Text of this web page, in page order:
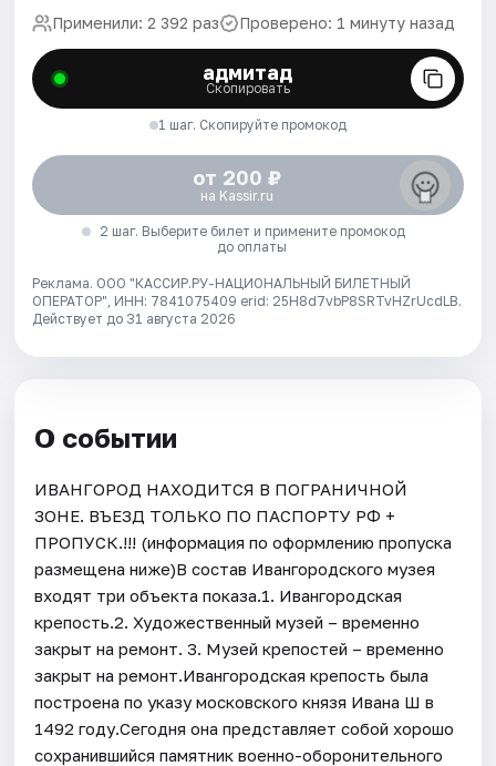
Применили: 2 392 раз Проверено: 1 минуту назад
адмитад
Скопировать
1 шаг. Скопируйте промокод
от 200 ₽
на Kassir.ru
2 шаг. Выберите билет и примените промокод
до оплаты
Реклама. ООО "КАССИР.РУ-НАЦИОНАЛЬНЫЙ БИЛЕТНЫЙ
ОПЕРАТОР", ИНН: 7841075409 erid: 25H8d7vbP8SRTvHZrUcdLB.
Действует до 31 августа 2026
О событии
ИВАНГОРОД НАХОДИТСЯ В ПОГРАНИЧНОЙ
ЗОНЕ. ВЪЕЗД ТОЛЬКО ПО ПАСПОРТУ РФ +
ПРОПУСК.!!! (информация по оформлению пропуска
размещена ниже)В состав Ивангородского музея
входят три объекта показа.1. Ивангородская
крепость.2. Художественный музей – временно
закрыт на ремонт. 3. Музей крепостей – временно
закрыт на ремонт.Ивангородская крепость была
построена по указу московского князя Ивана Ш в
1492 году.Сегодня она представляет собой хорошо
сохранившийся памятник военно-оборонительного